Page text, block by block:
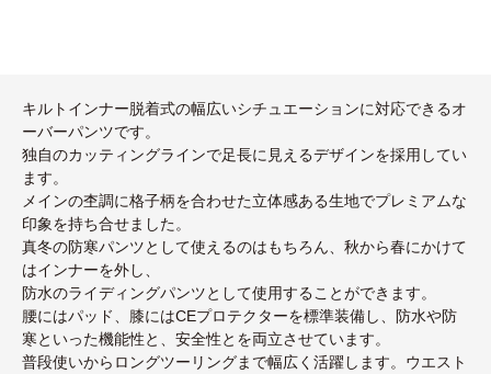
キルトインナー脱着式の幅広いシチュエーションに対応できるオ
ーバーパンツです。
独自のカッティングラインで足長に見えるデザインを採用してい
ます。
メインの杢調に格子柄を合わせた立体感ある生地でプレミアムな
印象を持ち合せました。
真冬の防寒パンツとして使えるのはもちろん、秋から春にかけて
はインナーを外し、
防水のライディングパンツとして使用することができます。
腰にはパッド、膝にはCEプロテクターを標準装備し、防水や防
寒といった機能性と、安全性とを両立させています。
普段使いからロングツーリングまで幅広く活躍します。ウエスト